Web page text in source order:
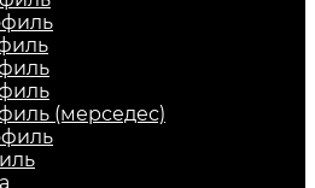
(мерседес)